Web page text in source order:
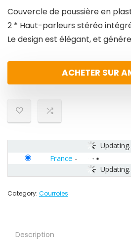
Couvercle de poussière en
2 * Haut-parleurs stéréo
Le design est élégant, et
ACHETER SUR
France -
Category: Courroies
Description